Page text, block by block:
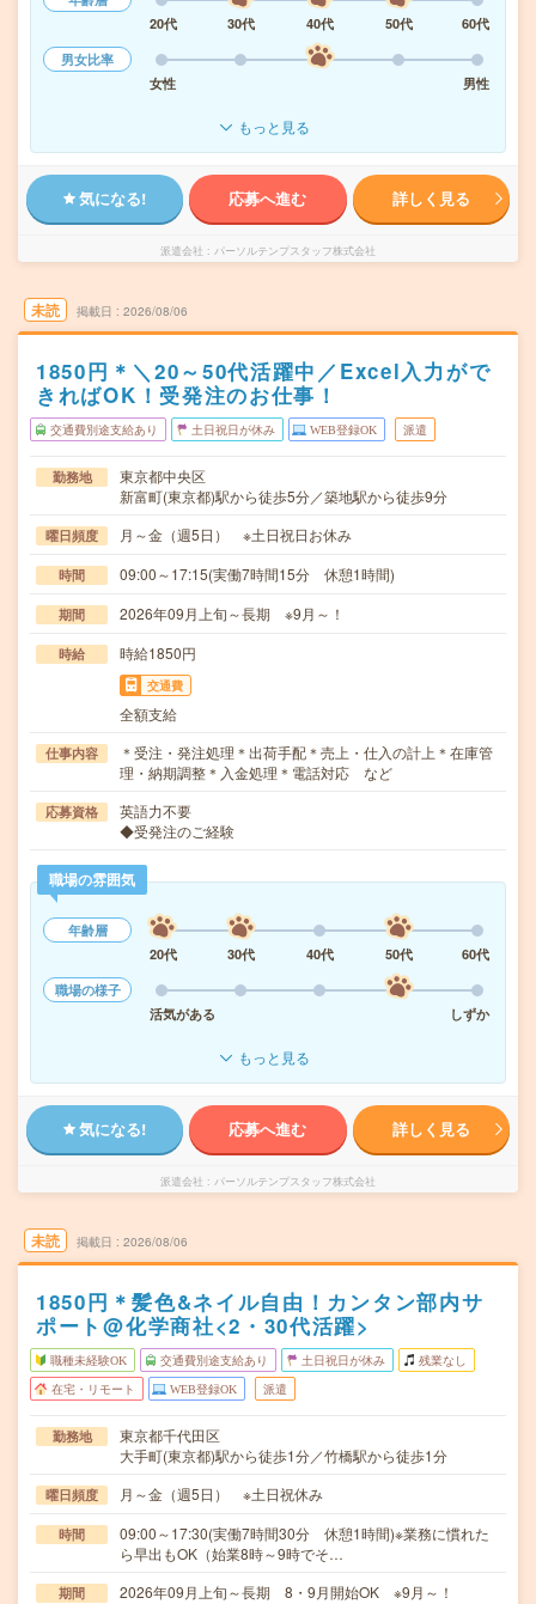
20代
30代 40代 50代
60代
男女比率
女性
男性
もっと見る
気になる! 応募へ進む 詳しく見る
派遣会社 パーソルテンプスタッフ株式会社
未読 掲載日 2026/08/06
1850円＊＼20～50代活躍中／Excel入力がで
きればOK！受発注のお仕事！
交通費別途支給あり 土日祝日が休み WEB登録OK 派遣
勤務地
東京都中央区
新富町(東京都)駅から徒歩5分／築地駅から徒歩9分
曜日頻度 月～金（週5日） ※土日祝日お休み
時間 09:00～17:15(実働7時間15分 休憩1時間)
期間 2026年09月上旬～長期 ※9月～！
時給 時給1850円
交通費
全額支給
仕事内容
＊受注・発注処理＊出荷手配＊売上・仕入の計上＊在庫管
理・納期調整＊入金処理＊電話対応 など
応募資格
英語力不要
◆受発注のご経験
職場の雰囲気
年齢層
20代
30代 40代 50代
60代
職場の様子
活気がある
しずか
もっと見る
気になる! 応募へ進む 詳しく見る
派遣会社 パーソルテンプスタッフ株式会社
未読 掲載日 2026/08/06
1850円＊髪色&ネイル自由！カンタン部内サ
ポート@化学商社<2・30代活躍>
職種未経験OK 交通費別途支給あり 土日祝日が休み 残業なし
在宅・リモート WEB登録OK 派遣
勤務地
東京都千代田区
大手町(東京都)駅から徒歩1分／竹橋駅から徒歩1分
曜日頻度 月～金（週5日） ※土日祝休み
時間
09:00～17:30(実働7時間30分 休憩1時間)※業務に慣れた
ら早出もOK（始業8時～9時でそ…
期間 2026年09月上旬～長期 8・9月開始OK ※9月～！